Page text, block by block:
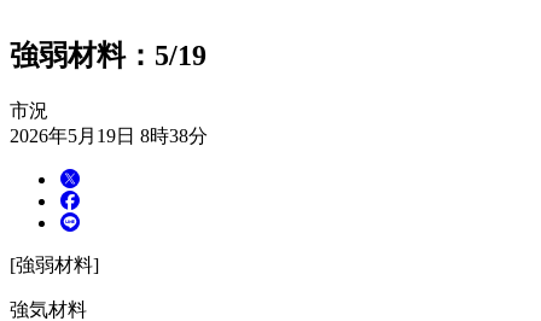
強弱材料：5/19
市況
2026年5月19日 8時38分
[強弱材料]
強気材料